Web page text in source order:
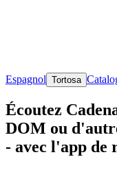
Espagnol Tortosa
Écoutez
DOM ou
- avec l'app de